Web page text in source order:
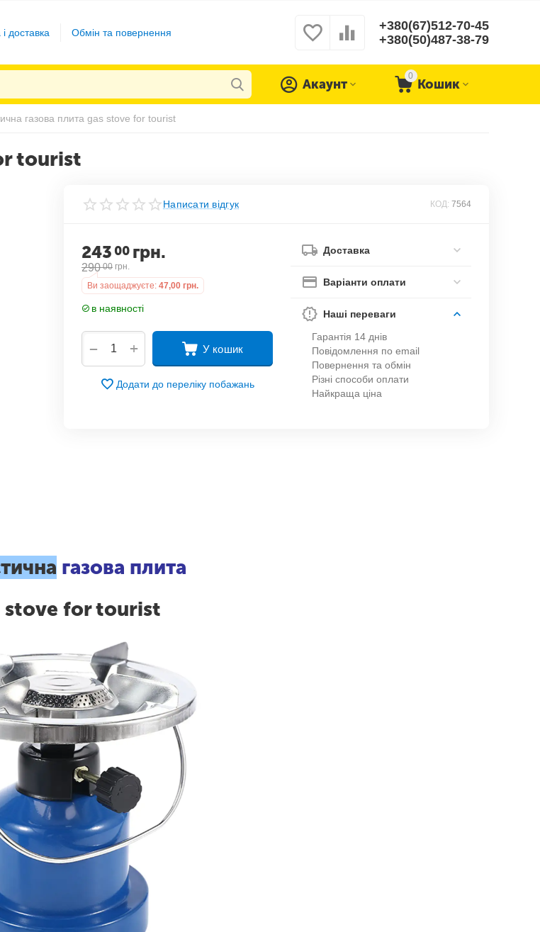
доставка Обмін та повернення
+380(67)512-70-45
+380(50)487-38-79
0
Кошик
Акаунт
газова плита gas stove for tourist
tourist
Написати відгук КОД: 7564
243 00 грн.
290 00 грн.
Ви заощаджуєте: 47,00 грн.
в наявності
+
− У кошик
Додати до переліку побажань
Доставка
Варіанти оплати
Наші переваги
Гарантія 14 днів
Повідомлення по email
Повернення та обмін
Різні способи оплати
Найкраща ціна
газова плита
stove for tourist